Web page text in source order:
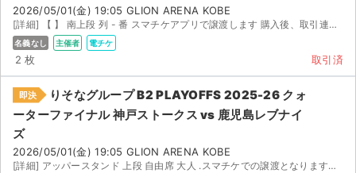
2026/05/01(金) 19:05 GLION ARENA KOBE
[詳細] 【 】 南上段 列 - 番 スマチケアプリで譲渡します 購入後、取引連絡欄で...
名義なし 主催者 電チケ
2 枚 取引済
即決
りそなグループ B2 PLAYOFFS 2025-26 クォ
ーターファイナル 神戸ストークス vs 鹿児島レブナイ
ズ
2026/05/01(金) 19:05 GLION ARENA KOBE
[詳細] アッパースタンド 上段 自由席 大人 .スマチケでの譲渡となりますので、ご購入後スマチケ登録...